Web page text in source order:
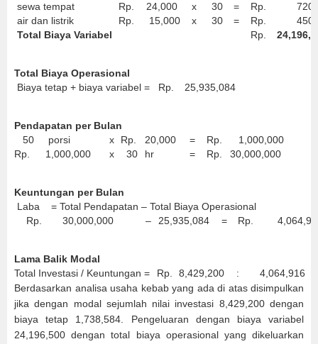
sewa tempat
Rp. 24,000 x 30 = Rp.
air dan listrik
Rp. 15,000 x 30 = Rp.
Total Biaya Variabel
Rp.
Total Biaya Operasional
Biaya tetap + biaya variabel =
Rp. 25,935,084
Pendapatan per Bulan
50
porsi x Rp. 20,000 = Rp.
1,000,000
Rp.
1,000,000 x 30 hr = Rp. 30,000,000
Keuntungan per Bulan
Laba = Total Pendapatan – Total Biaya Operasional
Rp.
30,000,000 – 25,935,084 = Rp.
Lama Balik Modal
Total Investasi / Keuntungan =
Rp. 8,429,200 : 4,064,916
Berdasarkan analisa usaha kebab yang ada di atas disimpulkan
jika dengan modal sejumlah nilai investasi 8,429,200 dengan
biaya tetap 1,738,584. Pengeluaran dengan biaya variabel
24,196,500 dengan total biaya operasional yang dikeluarkan